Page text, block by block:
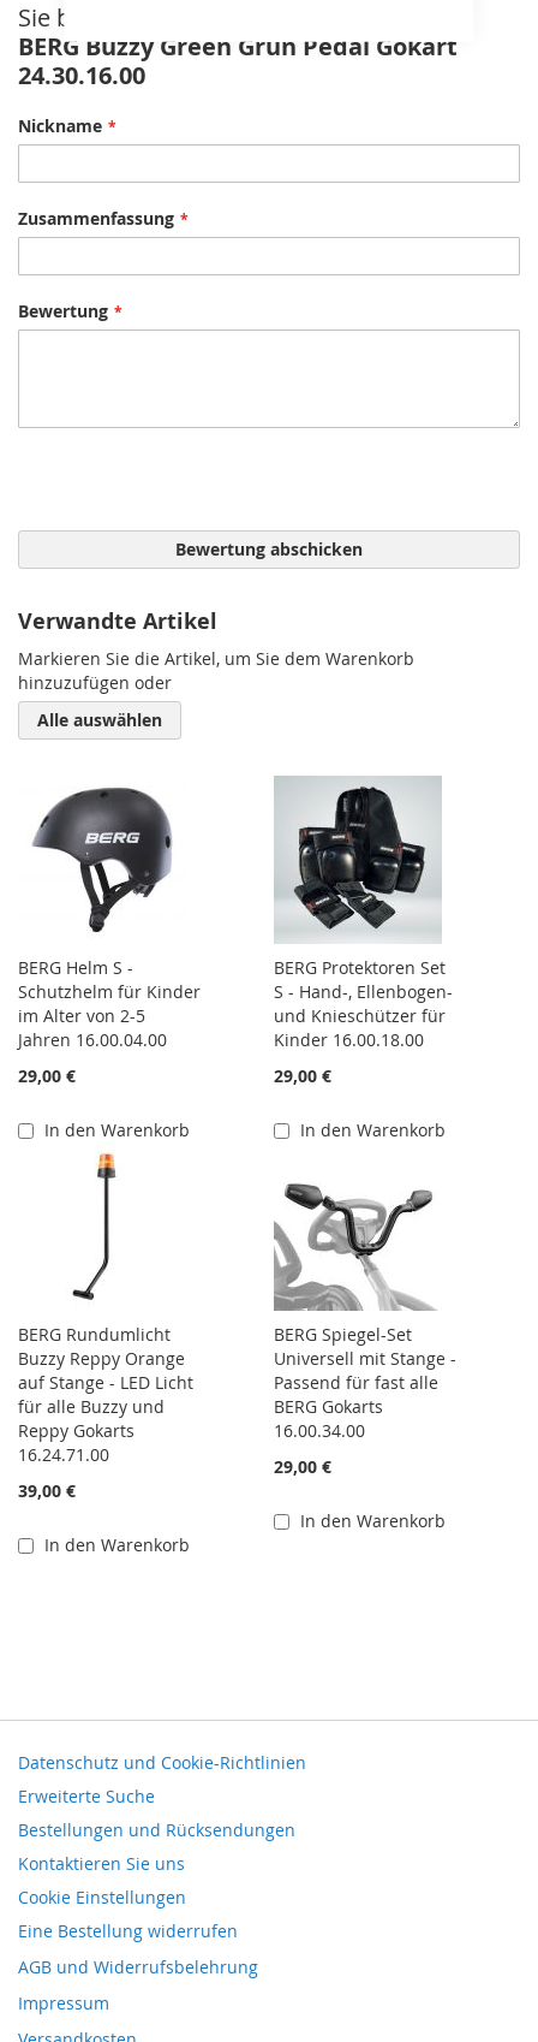
Sie bewerten:
BERG Buzzy Green Grün Pedal Gokart
24.30.16.00
Nickname
Zusammenfassung
Bewertung
Bewertung abschicken
Verwandte Artikel
Markieren Sie die Artikel, um Sie dem Warenkorb
hinzuzufügen oder
Alle auswählen
BERG Helm S -
Schutzhelm für Kinder
im Alter von 2-5
Jahren 16.00.04.00
29,00 €
In den Warenkorb
BERG Protektoren Set
S - Hand-, Ellenbogen-
und Knieschützer für
Kinder 16.00.18.00
29,00 €
In den Warenkorb
BERG Rundumlicht
Buzzy Reppy Orange
auf Stange - LED Licht
für alle Buzzy und
Reppy Gokarts
16.24.71.00
39,00 €
In den Warenkorb
BERG Spiegel-Set
Universell mit Stange -
Passend für fast alle
BERG Gokarts
16.00.34.00
29,00 €
In den Warenkorb
Datenschutz und Cookie-Richtlinien
Erweiterte Suche
Bestellungen und Rücksendungen
Kontaktieren Sie uns
Cookie Einstellungen
Eine Bestellung widerrufen
AGB und Widerrufsbelehrung
Impressum